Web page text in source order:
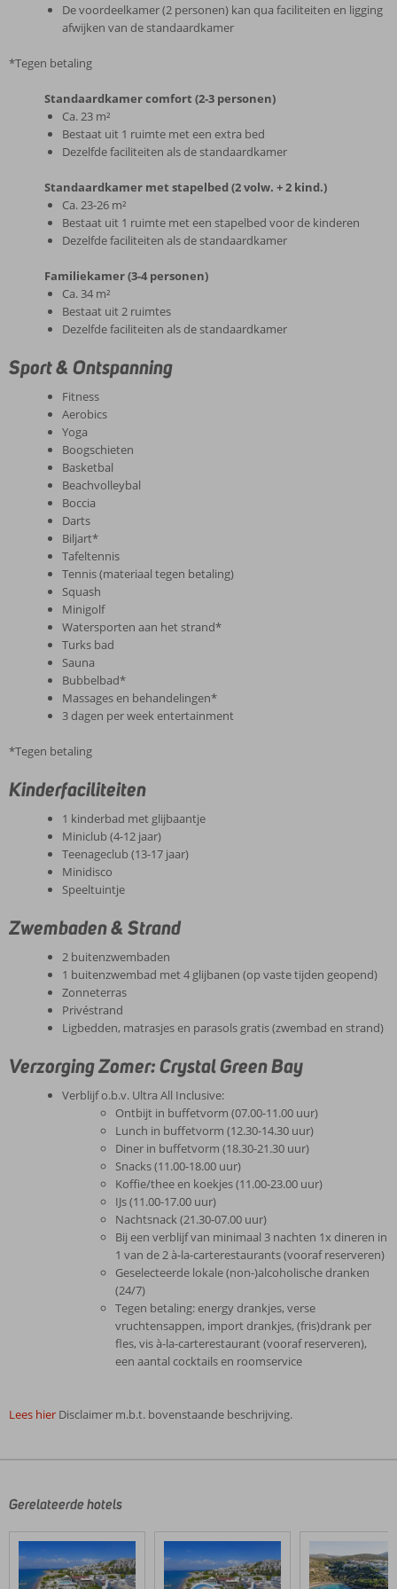
De voordeelkamer (2 personen) kan qua faciliteiten en ligging
afwijken van de standaardkamer
*Tegen betaling
Standaardkamer comfort (2-3 personen)
Ca. 23 m²
Bestaat uit 1 ruimte met een extra bed
Dezelfde faciliteiten als de standaardkamer
Standaardkamer met stapelbed (2 volw. + 2 kind.)
Ca. 23-26 m²
Bestaat uit 1 ruimte met een stapelbed voor de kinderen
Dezelfde faciliteiten als de standaardkamer
Familiekamer (3-4 personen)
Ca. 34 m²
Bestaat uit 2 ruimtes
Dezelfde faciliteiten als de standaardkamer
Sport & Ontspanning
Fitness
Aerobics
Yoga
Boogschieten
Basketbal
Beachvolleybal
Boccia
Darts
Biljart*
Tafeltennis
Tennis (materiaal tegen betaling)
Squash
Minigolf
Watersporten aan het strand*
Turks bad
Sauna
Bubbelbad*
Massages en behandelingen*
3 dagen per week entertainment
*Tegen betaling
Kinderfaciliteiten
1 kinderbad met glijbaantje
Miniclub (4-12 jaar)
Teenageclub (13-17 jaar)
Minidisco
Speeltuintje
Zwembaden & Strand
2 buitenzwembaden
1 buitenzwembad met 4 glijbanen (op vaste tijden geopend)
Zonneterras
Privéstrand
Ligbedden, matrasjes en parasols gratis (zwembad en strand)
Verzorging Zomer: Crystal Green Bay
Verblijf o.b.v. Ultra All Inclusive:
Ontbijt in buffetvorm (07.00-11.00 uur)
Lunch in buffetvorm (12.30-14.30 uur)
Diner in buffetvorm (18.30-21.30 uur)
Snacks (11.00-18.00 uur)
Koffie/thee en koekjes (11.00-23.00 uur)
IJs (11.00-17.00 uur)
Nachtsnack (21.30-07.00 uur)
Bij een verblijf van minimaal 3 nachten 1x dineren in
1 van de 2 à-la-carterestaurants (vooraf reserveren)
Geselecteerde lokale (non-)alcoholische dranken
(24/7)
Tegen betaling: energy drankjes, verse
vruchtensappen, import drankjes, (fris)drank per
fles, vis à-la-carterestaurant (vooraf reserveren),
een aantal cocktails en roomservice
Lees hier Disclaimer m.b.t. bovenstaande beschrijving.
door
klanten
geschreven
na
Gerelateerde hotels